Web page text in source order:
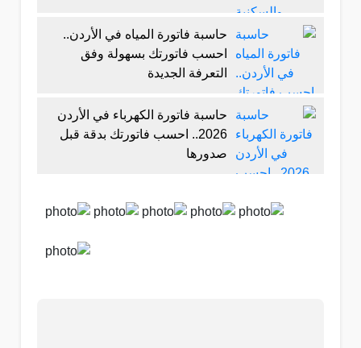
حاسبة فاتورة المياه في الأردن..
احسب فاتورتك بسهولة وفق
التعرفة الجديدة
حاسبة فاتورة الكهرباء في الأردن
2026.. احسب فاتورتك بدقة قبل
صدورها